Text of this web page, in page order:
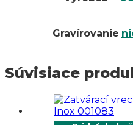
Gravírovanie
Súvisiace